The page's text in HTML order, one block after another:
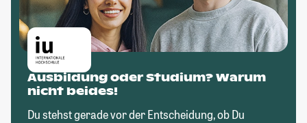
Ausbildung oder Studium? Warum
nicht beides!
Du stehst gerade vor der Entscheidung, ob Du